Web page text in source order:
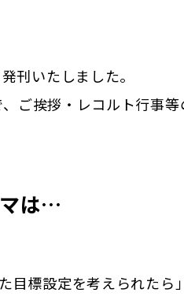
刊いたしました。
ご挨拶・レコルト行事等
マは…
目標設定を考えられたら